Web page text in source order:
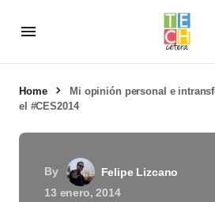
Home
Mi opinión personal e
el #CES2014
By
Felipe Lizcano
13 enero, 2014